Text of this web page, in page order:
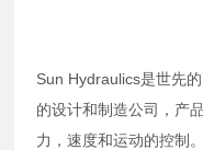
Sun Hydraulics是世先
的设计和制造公司，产
力，速度和运动的控制